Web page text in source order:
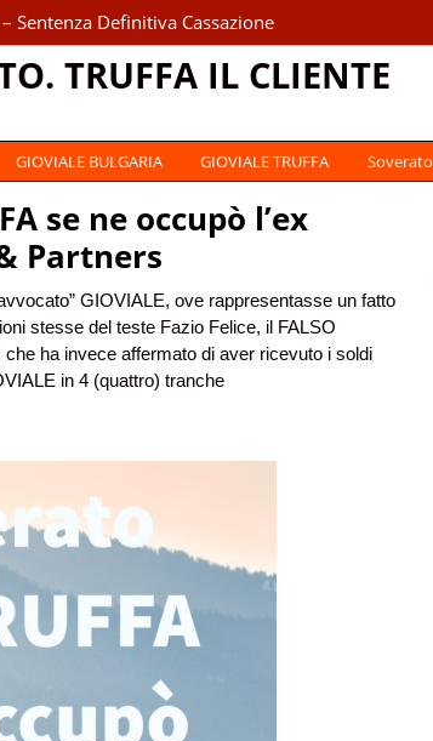
Sentenza Definitiva Cassazione
TRUFFA IL CLIENTE
GIOVIALE BULGARIA GIOVIALE TRUFFA Soverato
se ne occupò l’ex
Partners
GIOVIALE, ove rappresentasse un fatto
stesse del teste Fazio Felice, il FALSO
ha invece affermato di aver ricevuto i soldi
in 4 (quattro) tranche